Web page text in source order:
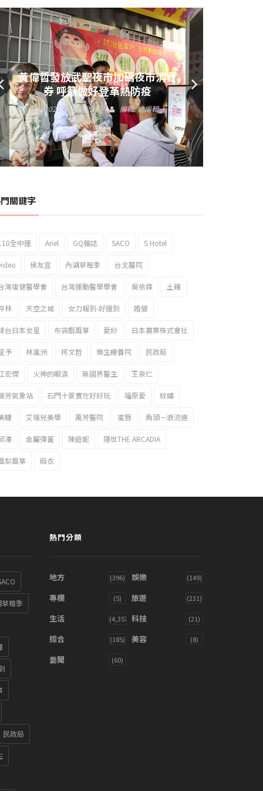
黃偉哲發放武聖夜市加碼夜市消費
券 呼籲做好登革熱防疫
2023 年 9 月 23 日 編輯:總編輯
關鍵字
全中運 Ariel GQ雜誌 SACO S Hotel
侯友宜 內湖草莓季 台北醫院
灣復健醫學會 台灣運動醫學學會 吳依霖 土雞
林 天空之城 女力報到-好運到 婚變
台日本女星 布袋戲風箏 愛紗 日本農業株式會社
予 林瀛洲 柯文哲 樂生療養院 民政局
宏傑 火神的眼淚 無國界醫生 王泉仁
芳氣象站 石門十景實在好好玩 福原愛 紋繡
睫 艾瑞兒美學 萬芳醫院 蜜唇 角頭－浪流連
澤 金屬彈簧 陳庭妮 隱世THE ARCADIA
梨風箏 麻衣
草莓季
民政局
熱門分類
地方 (396) 娛樂 (149)
專欄 (5) 旅遊 (231)
生活 (4,357) 科技 (21)
綜合 (185) 美容 (8)
要聞 (60)